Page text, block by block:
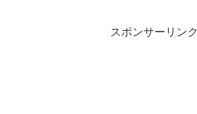
スポンサーリンク